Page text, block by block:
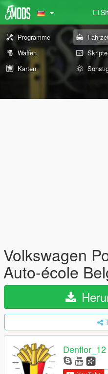
Programme
Waffen
Skripte
Karten
Volkswagen
Auto-école
Denflor_12